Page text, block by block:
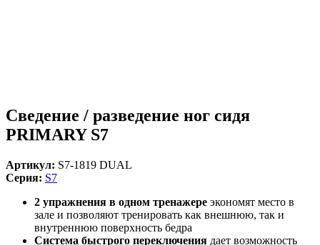
Сведение / разведение ног сидя
PRIMARY S7
Артикул: S7-1819 DUAL
Серия: S7
2 упражнения в одном тренажере экономят место в
зале и позволяют тренировать как внешнюю, так и
внутреннюю поверхность бедра
Система быстрого переключения дает возможность